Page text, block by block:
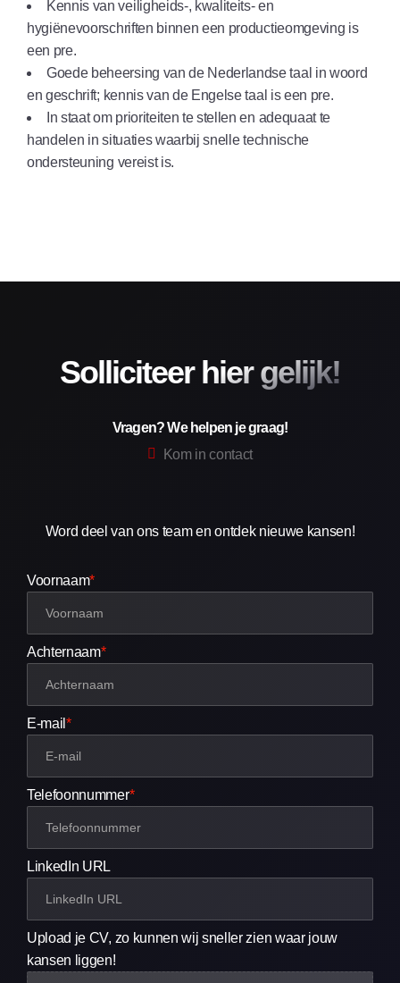
Kennis van veiligheids-, kwaliteits- en
hygiënevoorschriften binnen een productieomgeving is
een pre.
Goede beheersing van de Nederlandse taal in woord
en geschrift; kennis van de Engelse taal is een pre.
In staat om prioriteiten te stellen en adequaat te
handelen in situaties waarbij snelle technische
ondersteuning vereist is.
Solliciteer hier gelijk!
Vragen? We helpen je graag!
Kom in contact
Word deel van ons team en ontdek nieuwe kansen!
Voornaam*
Achternaam*
E-mail*
Telefoonnummer*
LinkedIn URL
Upload je CV, zo kunnen wij sneller zien waar jouw
kansen liggen!